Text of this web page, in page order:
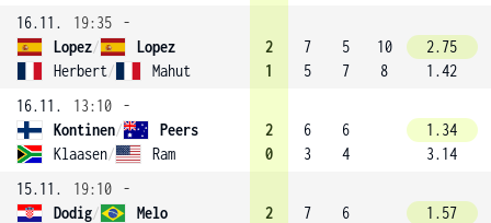
16.11.
19:35
-
Lopez/
Lopez
Herbert/ Mahut
2
1
7
5
5
7
10
8
2.75
1.42
16.11.
13:10
-
Kontinen/
Peers
Klaasen/ Ram
2
0
6
3
6
4
1.34
3.14
15.11.
19:10
-
Dodig/
Melo
2
7
6
1.57